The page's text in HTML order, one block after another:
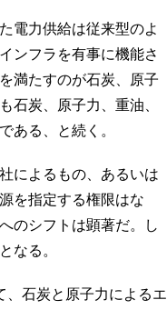
電力供給は従来型のよ
ンフラを有事に機能さ
満たすのが石炭、原子
石炭、原子力、重油、
ある、と続く。
によるもの、あるいは
を指定する権限はな
のシフトは顕著だ。し
なる。
石炭と原子力によるエ